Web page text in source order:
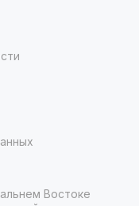
Востоке